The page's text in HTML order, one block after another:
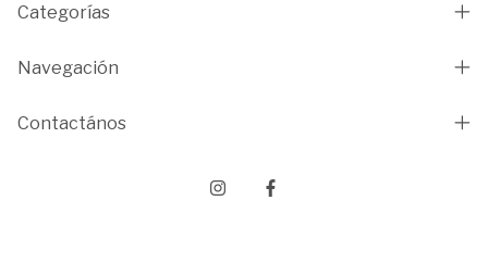
Categorías
Navegación
Contactános